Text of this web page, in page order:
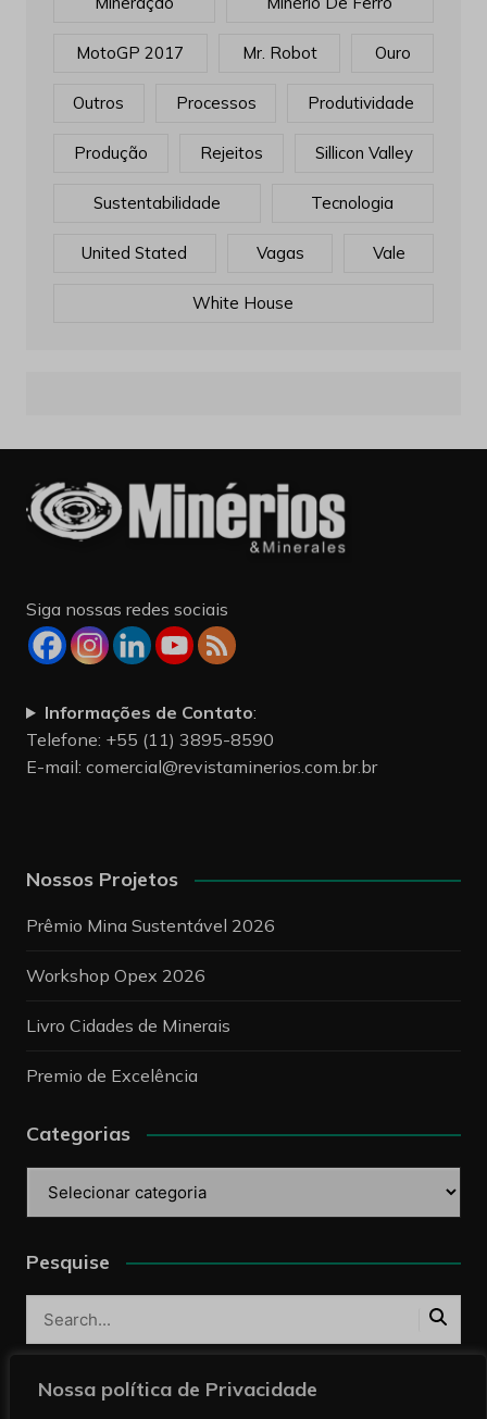
Nossa política de Privacidade
MotoGP 2017 Mr. Robot Ouro
Outros Processos Produtividade
Produção Rejeitos Sillicon Valley
Sustentabilidade Tecnologia
United Stated Vagas Vale
White House
Siga nossas redes sociais
Informações de Contato:
Telefone: +55 (11) 3895-8590
E-mail: comercial@revistaminerios.com.br.br
Nossos Projetos
Prêmio Mina Sustentável 2026
Workshop Opex 2026
Livro Cidades de Minerais
Premio de Excelência
Categorias
Pesquise